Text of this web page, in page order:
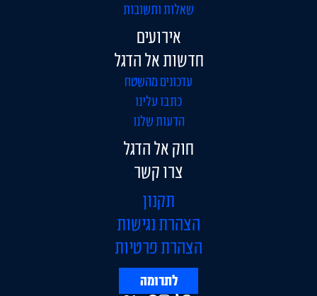
שאלות ותשובות
אירועים
חדשות אל הדגל
עדכונים מהשטח
כתבו עלינו
הדעות שלנו
חוק אל הדגל
צרו קשר
תקנון
הצהרת נגישות
הצהרת פרטיות
לתרומה